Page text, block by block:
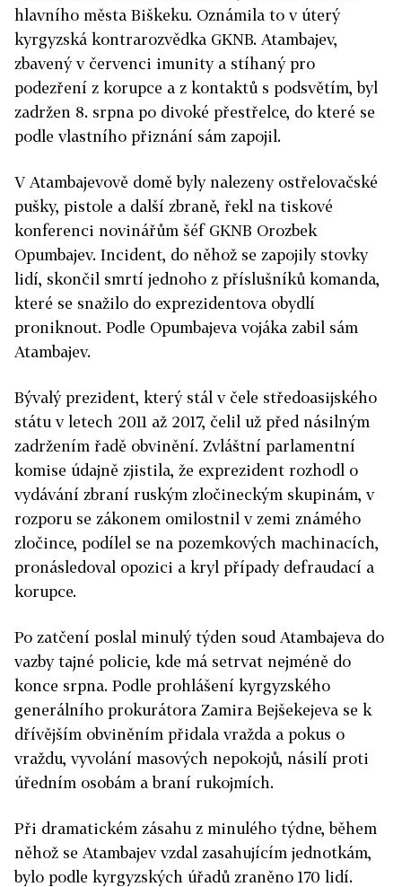
hlavního města Biškeku. Oznámila to v úterý
kyrgyzská kontrarozvědka GKNB. Atambajev,
zbavený v červenci imunity a stíhaný pro
podezření z korupce a z kontaktů s podsvětím, byl
zadržen 8. srpna po divoké přestřelce, do které se
podle vlastního přiznání sám zapojil.
V Atambajevově domě byly nalezeny ostřelovačské
pušky, pistole a další zbraně, řekl na tiskové
konferenci novinářům šéf GKNB Orozbek
Opumbajev. Incident, do něhož se zapojily stovky
lidí, skončil smrtí jednoho z příslušníků komanda,
které se snažilo do exprezidentova obydlí
proniknout. Podle Opumbajeva vojáka zabil sám
Atambajev.
Bývalý prezident, který stál v čele středoasijského
státu v letech 2011 až 2017, čelil už před násilným
zadržením řadě obvinění. Zvláštní parlamentní
komise údajně zjistila, že exprezident rozhodl o
vydávání zbraní ruským zločineckým skupinám, v
rozporu se zákonem omilostnil v zemi známého
zločince, podílel se na pozemkových machinacích,
pronásledoval opozici a kryl případy defraudací a
korupce.
Po zatčení poslal minulý týden soud Atambajeva do
vazby tajné policie, kde má setrvat nejméně do
konce srpna. Podle prohlášení kyrgyzského
generálního prokurátora Zamira Bejšekejeva se k
dřívějším obviněním přidala vražda a pokus o
vraždu, vyvolání masových nepokojů, násilí proti
úředním osobám a braní rukojmích.
Při dramatickém zásahu z minulého týdne, během
něhož se Atambajev vzdal zasahujícím jednotkám,
bylo podle kyrgyzských úřadů zraněno 170 lidí.